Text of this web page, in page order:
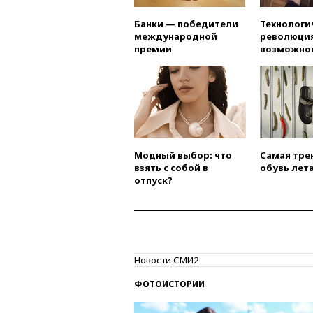
Банки — победители
международной
премии
Модный выбор: что
взять с собой в
отпуск?
Самая
обувь
Новости СМИ2
ФОТОИСТОРИИ